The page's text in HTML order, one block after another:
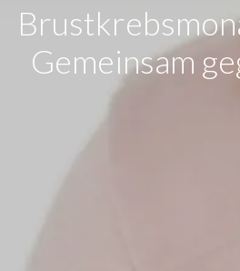
Gemeinsam